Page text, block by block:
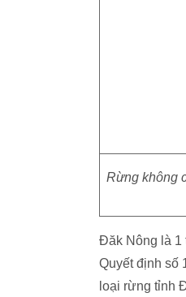
Rừng không
Đăk Nông là 1
Quyết định số
loại rừng tỉnh